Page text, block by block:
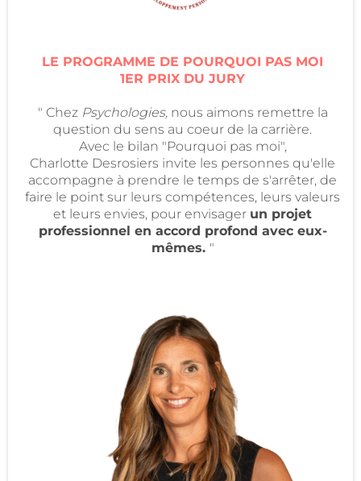
LE PROGRAMME DE POURQUOI PAS MOI
1ER PRIX DU JURY
" Chez Psychologies, nous aimons remettre la
question du sens au coeur de la carrière.
Avec le bilan "Pourquoi pas moi",
Charlotte Desrosiers invite les personnes qu'elle
accompagne à prendre le temps de s'arrêter, de
faire le point sur leurs compétences, leurs valeurs
et leurs envies, pour envisager un projet
professionnel en accord profond avec eux-
mêmes. "